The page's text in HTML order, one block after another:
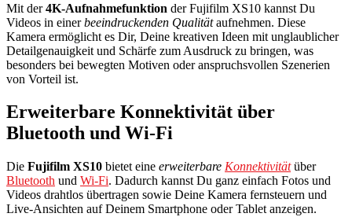
Mit der4K-Aufnahmefunktion der Fujifilm XS10 kannst Du
Videos in einerbeeindruckenden Qualitätaufnehmen. Diese
Kamera ermöglicht es Dir, Deine kreativen Ideen mit unglaublicher
Detailgenauigkeit und Schärfe zum Ausdruck zu bringen, was
besonders bei bewegten Motiven oder anspruchsvollen Szenerien
von Vorteil ist.
Erweiterbare Konnektivität über
Bluetooth und Wi-Fi
Die Fujifilm XS10 bietet eine erweiterbare Konnektivitätüber
Bluetooth und Wi-Fi. Dadurch kannst Du ganz einfach Fotos und
Videos drahtlos übertragen sowie Deine Kamera fernsteuern und
Live-Ansichten auf Deinem Smartphone oder Tablet anzeigen.